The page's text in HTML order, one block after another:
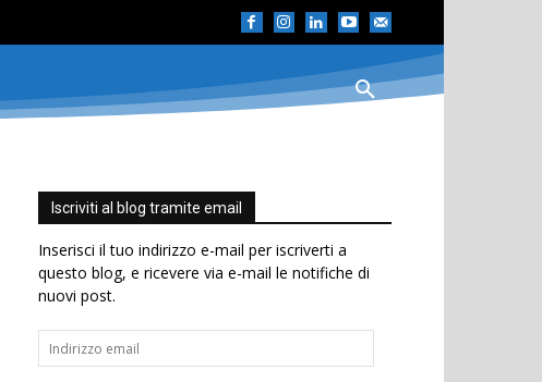
Iscriviti al blog tramite email
Inserisci il tuo indirizzo e-mail per iscriverti a
questo blog, e ricevere via e-mail le notifiche di
nuovi post.
Indirizzo
email